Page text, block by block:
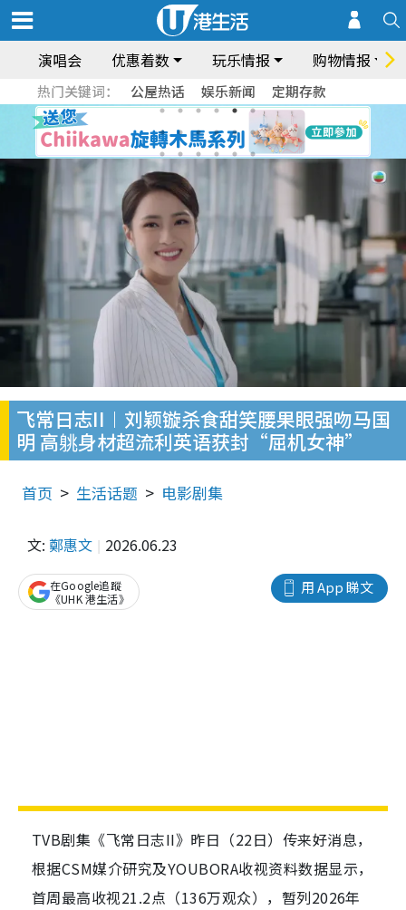
演唱会 优惠着数 玩乐情报 购物情报
热门关键词： 公屋热话 娱乐新闻 定期存款
飞常日志II︱刘颖镟杀食甜笑腰果眼强吻马国
明 高䠷身材超流利英语获封“屈机女神”
首页 生活话题 电影剧集
文: 鄭惠文 2026.06.23
用 App 睇文
在Google追蹤
《UHK 港生活》
TVB剧集《飞常日志II》昨日（22日）传来好消息，
根据CSM媒介研究及YOUBORA收视资料数据显示，
首周最高收视21.2点（136万观众），暂列2026年